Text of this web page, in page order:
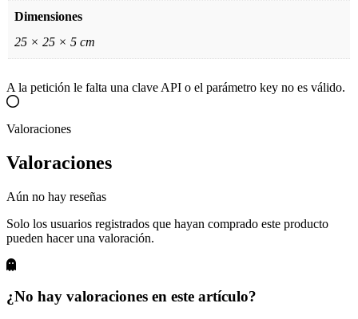
Dimensiones
25 × 25 × 5 cm
A la petición le falta una clave API o el parámetro key no es válido.
Valoraciones
Valoraciones
Aún no hay reseñas
Solo los usuarios registrados que hayan comprado este producto
pueden hacer una valoración.
¿No hay valoraciones en este artículo?